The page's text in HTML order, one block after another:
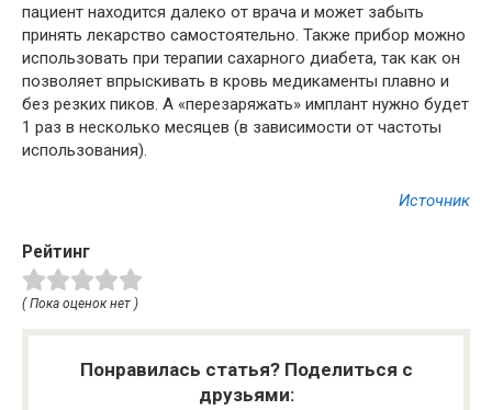
пациент находится далеко от врача и может забыть
принять лекарство самостоятельно. Также прибор можно
использовать при терапии сахарного диабета, так как он
позволяет впрыскивать в кровь медикаменты плавно и
без резких пиков. А «перезаряжать» имплант нужно будет
1 раз в несколько месяцев (в зависимости от частоты
использования).
Источник
Рейтинг
( Пока оценок нет )
Понравилась статья? Поделиться с
друзьями: